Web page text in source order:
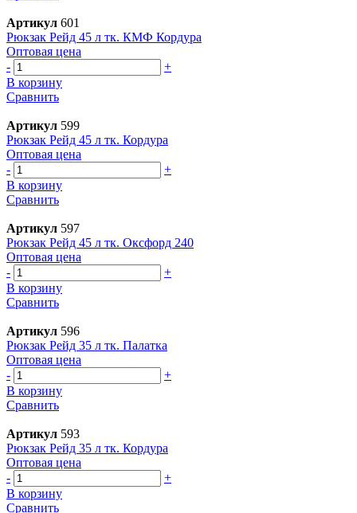
Артикул 601
Рюкзак Рейд 45 л тк. КМФ Кордура
Оптовая цена
-
+
В корзину
Сравнить
Артикул 599
Рюкзак Рейд 45 л тк. Кордура
Оптовая цена
-
+
В корзину
Сравнить
Артикул 597
Рюкзак Рейд 45 л тк. Оксфорд 240
Оптовая цена
-
+
В корзину
Сравнить
Артикул 596
Рюкзак Рейд 35 л тк. Палатка
Оптовая цена
-
+
В корзину
Сравнить
Артикул 593
Рюкзак Рейд 35 л тк. Кордура
Оптовая цена
-
+
В корзину
Сравнить